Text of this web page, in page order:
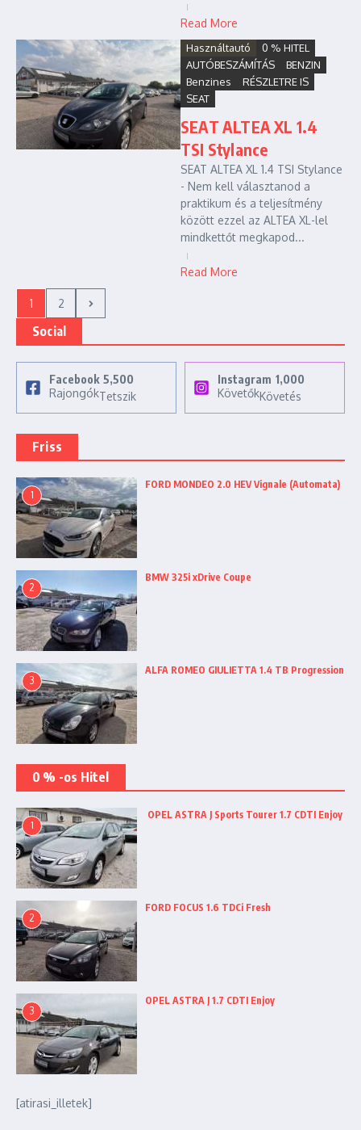
Read More
Használtautó
0 % HITEL
AUTÓBESZÁMÍTÁS
BENZIN
Benzines
RÉSZLETRE IS
SEAT
SEAT ALTEA XL 1.4
TSI Stylance
SEAT ALTEA XL 1.4 TSI Stylance
- Nem kell választanod a
praktikum és a teljesítmény
között ezzel az ALTEA XL-lel
mindkettőt megkapod...
Read More
1 2
Social
Facebook 5,500
RajongókTetszik
Instagram 1,000
KövetőkKövetés
Friss
1
FORD MONDEO 2.0 HEV Vignale (Automata)
2
BMW 325i xDrive Coupe
3
ALFA ROMEO GIULIETTA 1.4 TB Progression
0 % -os Hitel
1
OPEL ASTRA J Sports Tourer 1.7 CDTI Enjoy
2
FORD FOCUS 1.6 TDCi Fresh
3
OPEL ASTRA J 1.7 CDTI Enjoy
[atirasi_illetek]